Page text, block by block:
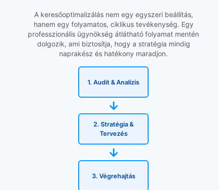
A keresőoptimalizálás nem egy egyszeri beállítás,
hanem egy folyamatos, ciklikus tevékenység. Egy
professzionális ügynökség átlátható folyamat mentén
dolgozik, ami biztosítja, hogy a stratégia mindig
naprakész és hatékony maradjon.
1. Audit & Analízis
→
2. Stratégia &
Tervezés
→
3. Végrehajtás